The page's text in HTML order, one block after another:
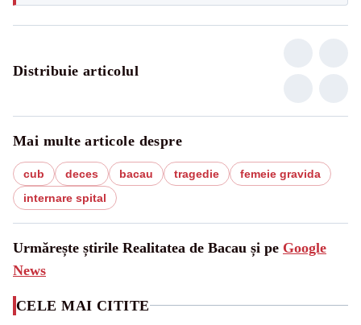
Distribuie articolul
Mai multe articole despre
cub deces bacau tragedie
femeie gravida
internare spital
Urmărește știrile Realitatea de Bacau și pe Google
News
CELE MAI CITITE